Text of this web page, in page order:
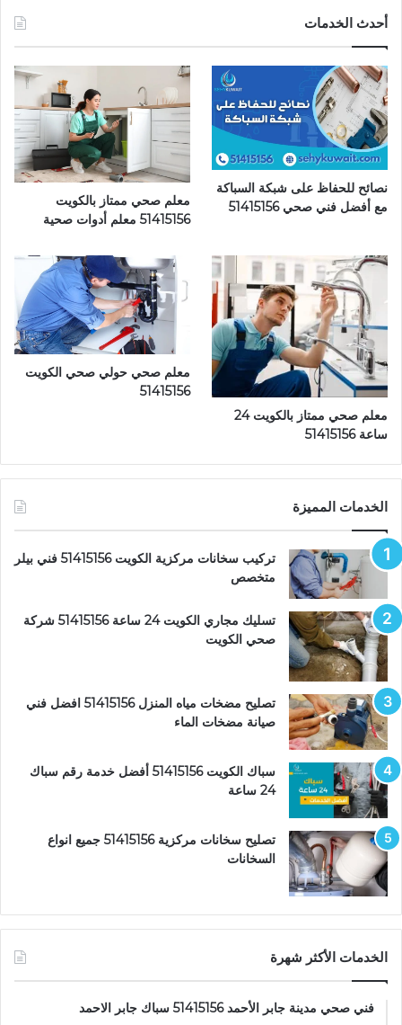
أحدث الخدمات
نصائح للحفاظ على شبكة السباكة
مع أفضل فني صحي 51415156
معلم صحي ممتاز بالكويت
51415156 معلم أدوات صحية
معلم صحي ممتاز بالكويت 24
ساعة 51415156
معلم صحي حولي صحي الكويت
51415156
الخدمات المميزة
تركيب سخانات مركزية الكويت 51415156 فني بيلر
متخصص
تسليك مجاري الكويت 24 ساعة 51415156 شركة
صحي الكويت
تصليح مضخات مياه المنزل 51415156 افضل فني
صيانة مضخات الماء
سباك الكويت 51415156 أفضل خدمة رقم سباك
24 ساعة
تصليح سخانات مركزية 51415156 جميع انواع
السخانات
الخدمات الأكثر شهرة
فني صحي مدينة جابر الأحمد 51415156 سباك جابر الاحمد